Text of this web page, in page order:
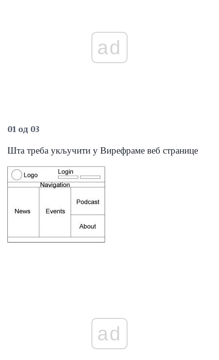
ad
01 од 03
Шта треба укључити у Вирефраме веб странице
ad